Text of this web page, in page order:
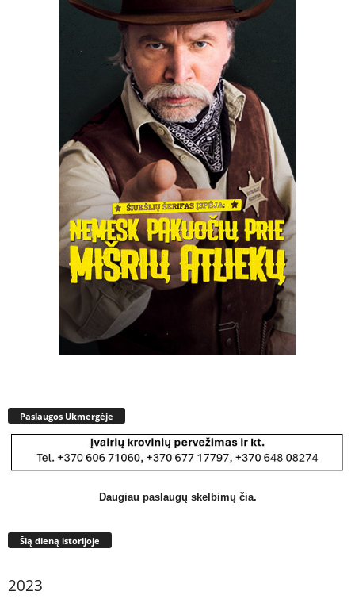
Paslaugos Ukmergėje
Daugiau paslaugų skelbimų čia.
Šią dieną istorijoje
2023